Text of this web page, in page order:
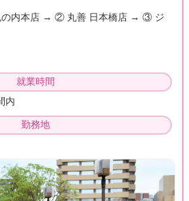
の内本店 → ② 丸善 日本橋店 → ③ ジ
就業時間
内
勤務地